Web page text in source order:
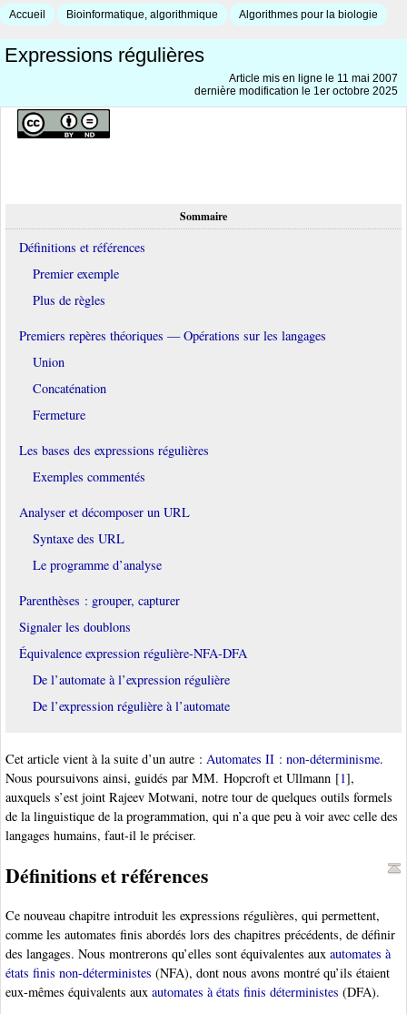
Accueil Bioinformatique, algorithmique Algorithmes pour la biologie
Expressions régulières
Article mis en ligne le 11 mai 2007
dernière modification le 1er octobre 2025
Sommaire
Définitions et références
Premier exemple
Plus de règles
Premiers repères théoriques — Opérations sur les langages
Union
Concaténation
Fermeture
Les bases des expressions régulières
Exemples commentés
Analyser et décomposer un URL
Syntaxe des URL
Le programme d’analyse
Parenthèses : grouper, capturer
Signaler les doublons
Équivalence expression régulière-NFA-DFA
De l’automate à l’expression régulière
De l’expression régulière à l’automate
Cet article vient à la suite d’un autre : Automates II : non-déterminisme.
Nous poursuivons ainsi, guidés par MM. Hopcroft et Ullmann [1],
auxquels s’est joint Rajeev Motwani, notre tour de quelques outils formels
de la linguistique de la programmation, qui n’a que peu à voir avec celle des
langages humains, faut-il le préciser.
Définitions et références
Ce nouveau chapitre introduit les expressions régulières, qui permettent,
comme les automates finis abordés lors des chapitres précédents, de définir
des langages. Nous montrerons qu’elles sont équivalentes aux automates à
états finis non-déterministes (NFA), dont nous avons montré qu’ils étaient
eux-mêmes équivalents aux automates à états finis déterministes (DFA).